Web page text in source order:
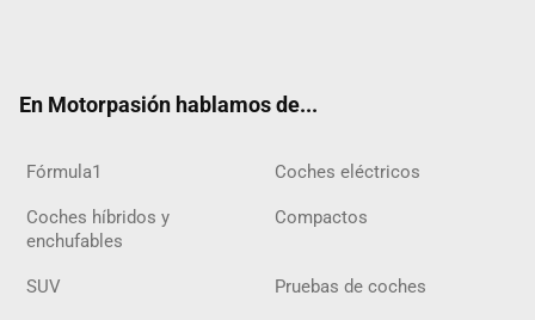
En Motorpasión hablamos de...
Fórmula1 Coches eléctricos
Coches híbridos y
enchufables
Compactos
SUV Pruebas de coches